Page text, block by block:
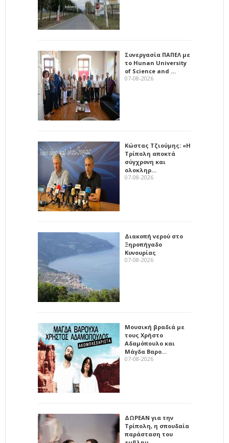
Συνεργασία ΠΑΠΕΛ με
το Hunan University
of Science and …
07-08-2026
Κώστας Τζιούμης: «Η
Τρίπολη αποκτά
σύγχρονη και
ολοκληρ…
07-08-2026
Διακοπή νερού στο
Ξηροπήγαδο
Κυνουρίας
07-08-2026
Μουσική βραδιά με
τους Χρήστο
Αδαμόπουλο και
Μάγδα Βαρο…
07-08-2026
ΔΩΡΕΑΝ για την
Τρίπολη, η σπουδαία
παράσταση του